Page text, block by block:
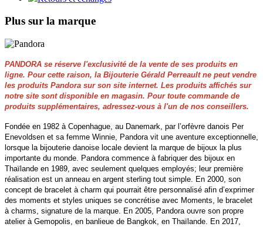
Plus sur la marque
PANDORA se réserve l'exclusivité de la vente de ses produits en
ligne. Pour cette raison, la Bijouterie Gérald Perreault ne peut vendre
les produits Pandora sur son site internet. Les produits affichés sur
notre site sont disponible en magasin. Pour toute commande de
produits supplémentaires, adressez-vous à l'un de nos conseillers.
Fondée en 1982 à Copenhague, au Danemark, par l’orfèvre danois Per
Enevoldsen et sa femme Winnie, Pandora vit une aventure exceptionnelle,
lorsque la bijouterie danoise locale devient la marque de bijoux la plus
importante du monde. Pandora commence à fabriquer des bijoux en
Thaïlande en 1989, avec seulement quelques employés; leur première
réalisation est un anneau en argent sterling tout simple. En 2000, son
concept de bracelet à charm qui pourrait être personnalisé afin d’exprimer
des moments et styles uniques se concrétise avec Moments, le bracelet
à charms, signature de la marque. En 2005, Pandora ouvre son propre
atelier à Gemopolis, en banlieue de Bangkok, en Thaïlande. En 2017,